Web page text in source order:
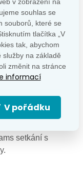
podobě přes
zašlete,
setkání s
souhlas se
souborů, které se
tlačítka „V
tak, abychom
služby na základě
změnit na stránce
informací
V pořádku